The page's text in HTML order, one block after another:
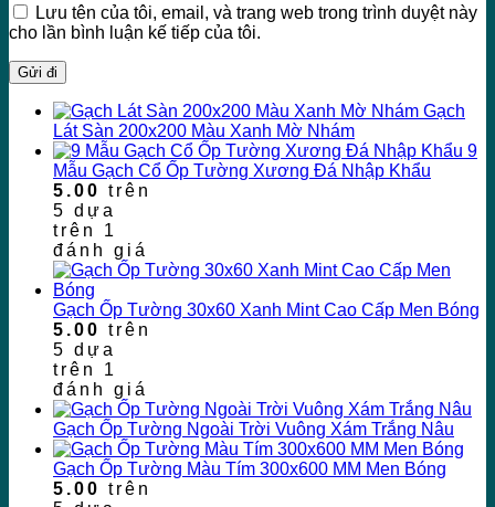
Lưu tên của tôi, email, và trang web trong trình duyệt này
cho lần bình luận kế tiếp của tôi.
Gạch
Lát Sàn 200x200 Màu Xanh Mờ Nhám
9
Mẫu Gạch Cổ Ốp Tường Xương Đá Nhập Khẩu
5.00 trên
5 dựa
trên 1
đánh giá
Gạch Ốp Tường 30x60 Xanh Mint Cao Cấp Men Bóng
5.00 trên
5 dựa
trên 1
đánh giá
Gạch Ốp Tường Ngoài Trời Vuông Xám Trắng Nâu
Gạch Ốp Tường Màu Tím 300x600 MM Men Bóng
5.00 trên